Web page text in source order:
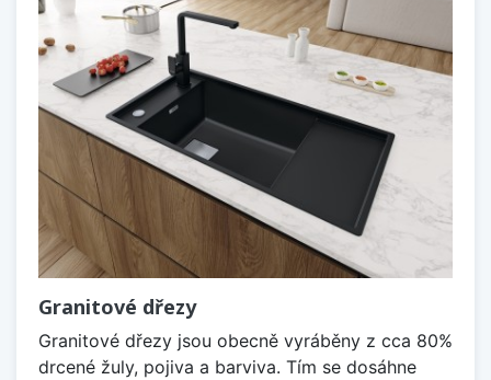
Granitové dřezy
Granitové dřezy jsou obecně vyráběny z cca 80%
drcené žuly, pojiva a barviva. Tím se dosáhne